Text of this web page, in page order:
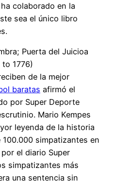
colaborado en la
sea el único libro
de la mejor
baratas afirmó el
por Super Deporte
Mario Kempes
leyenda de la historia
simpatizantes en
el diario Super
simpatizantes más
una sentencia sin